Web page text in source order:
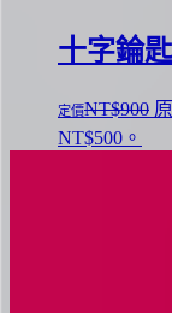
十字錀
NT$900
NT$500。